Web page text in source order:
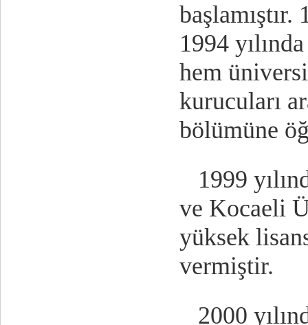
1994
hem
kurucuları
bölümüne
1999
ve Kocaeli
yüksek
vermiştir.
2000